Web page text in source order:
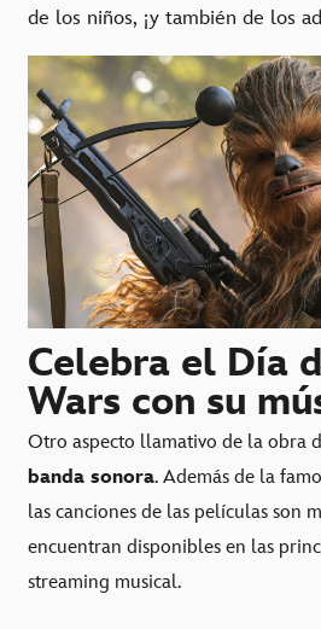
de los niños, ¡y también de los
Celebra el Día
Wars con su
Otro aspecto llamativo de la obra
banda sonora. Además de la
las canciones de las películas son
encuentran disponibles en las
streaming musical.